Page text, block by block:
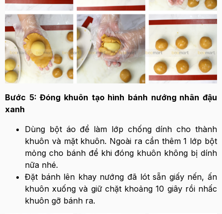
Bước 5: Đóng khuôn tạo hình bánh nướng nhân đậu
xanh
Dùng bột áo để làm lớp chống dính cho thành
khuôn và mặt khuôn. Ngoài ra cần thêm 1 lớp bột
mỏng cho bánh để khi đóng khuôn không bị dính
nữa nhé.
Đặt bánh lên khay nướng đã lót sẵn giấy nến, ấn
khuôn xuống và giữ chặt khoảng 10 giây rồi nhấc
khuôn gỡ bánh ra.